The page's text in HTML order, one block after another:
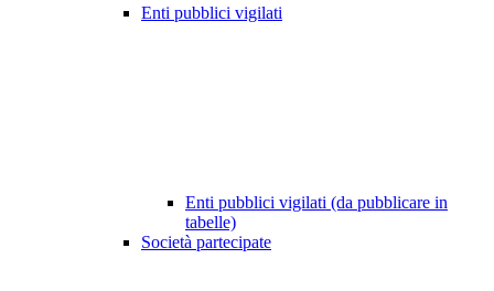
Enti pubblici vigilati
Enti pubblici vigilati (da pubblicare in
tabelle)
Società partecipate